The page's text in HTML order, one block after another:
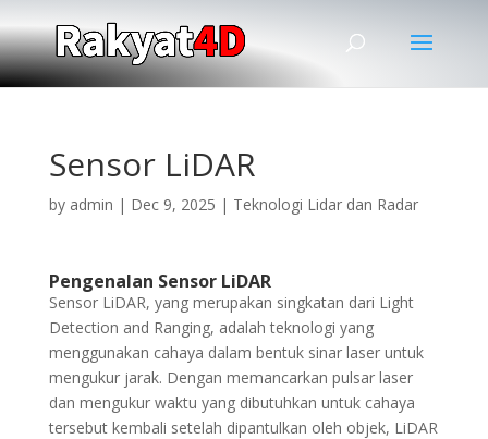
Sensor LiDAR
by admin | Dec 9, 2025 | Teknologi Lidar dan Radar
Pengenalan Sensor LiDAR
Sensor LiDAR, yang merupakan singkatan dari Light
Detection and Ranging, adalah teknologi yang
menggunakan cahaya dalam bentuk sinar laser untuk
mengukur jarak. Dengan memancarkan pulsar laser
dan mengukur waktu yang dibutuhkan untuk cahaya
tersebut kembali setelah dipantulkan oleh objek, LiDAR